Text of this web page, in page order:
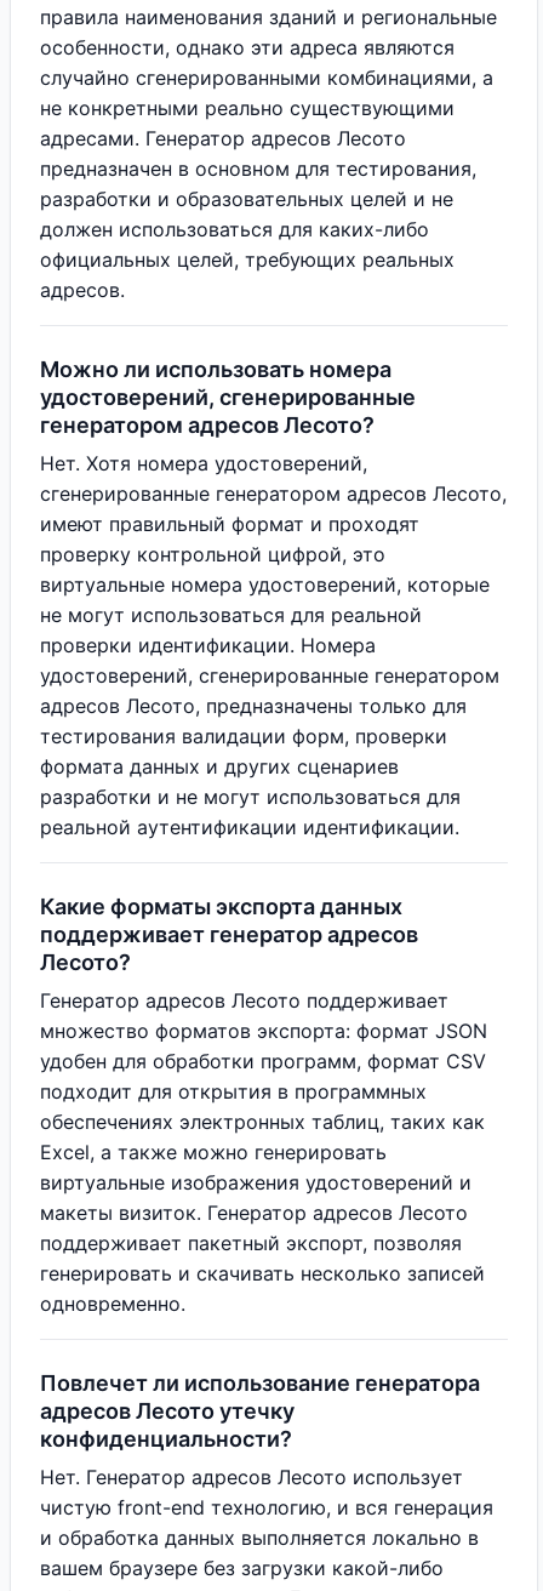
правила наименования зданий и региональные
особенности, однако эти адреса являются
случайно сгенерированными комбинациями, а
не конкретными реально существующими
адресами. Генератор адресов Лесото
предназначен в основном для тестирования,
разработки и образовательных целей и не
должен использоваться для каких-либо
официальных целей, требующих реальных
адресов.
Можно ли использовать номера
удостоверений, сгенерированные
генератором адресов Лесото?
Нет. Хотя номера удостоверений,
сгенерированные генератором адресов Лесото,
имеют правильный формат и проходят
проверку контрольной цифрой, это
виртуальные номера удостоверений, которые
не могут использоваться для реальной
проверки идентификации. Номера
удостоверений, сгенерированные генератором
адресов Лесото, предназначены только для
тестирования валидации форм, проверки
формата данных и других сценариев
разработки и не могут использоваться для
реальной аутентификации идентификации.
Какие форматы экспорта данных
поддерживает генератор адресов
Лесото?
Генератор адресов Лесото поддерживает
множество форматов экспорта: формат JSON
удобен для обработки программ, формат CSV
подходит для открытия в программных
обеспечениях электронных таблиц, таких как
Excel, а также можно генерировать
виртуальные изображения удостоверений и
макеты визиток. Генератор адресов Лесото
поддерживает пакетный экспорт, позволяя
генерировать и скачивать несколько записей
одновременно.
Повлечет ли использование генератора
адресов Лесото утечку
конфиденциальности?
Нет. Генератор адресов Лесото использует
чистую front-end технологию, и вся генерация
и обработка данных выполняется локально в
вашем браузере без загрузки какой-либо